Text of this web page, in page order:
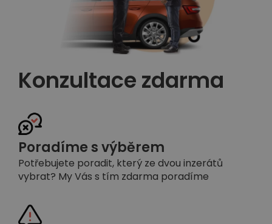
Konzultace zdarma
Poradíme s výběrem
Potřebujete poradit, který ze dvou inzerátů
vybrat? My Vás s tím zdarma poradíme